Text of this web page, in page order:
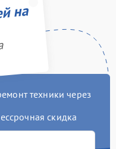
на
техники через
скидка